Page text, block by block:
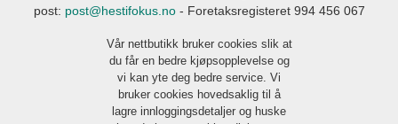
post: post@hestifokus.no- Foretaksregisteret 994 456 067
Vår nettbutikk bruker cookies slik at
du får en bedre kjøpsopplevelse og
vi kan yte deg bedre service. Vi
bruker cookies hovedsaklig til å
lagre innloggingsdetaljer og huske